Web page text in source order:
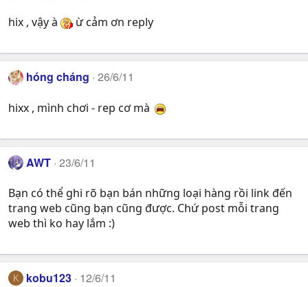
hix , vậy à ừ cảm ơn reply
hóng cháng 26/6/11
hixx , mình chơi - rep cơ mà
AWT 23/6/11
Bạn có thể ghi rõ bạn bán những loại hàng rồi link đến
trang web cũng bạn cũng được. Chứ post mỗi trang
web thì ko hay lắm :)
K kobu123 12/6/11